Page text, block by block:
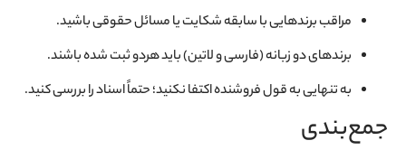
مراقب برندهایی با سابقه شکایت یا مسائل حقوقی باشید.
برندهای دو زبانه (فارسی و لاتین) باید هردو ثبت شده باشند.
به تنهایی به قول فروشنده اکتفا نکنید؛ حتماً اسناد را بررسی کنید.
جمع‌بندی